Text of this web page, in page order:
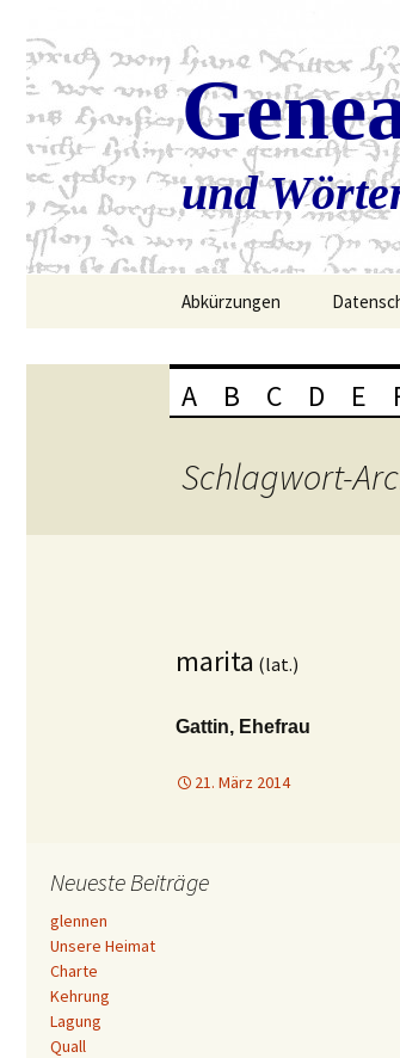
und
Abkürzungen
A B C D E
Schlagwort-
marita (lat.)
Gattin, Ehefrau
21. März 2014
Neueste Beiträge
glennen
Unsere Heimat
Charte
Kehrung
Lagung
Quall